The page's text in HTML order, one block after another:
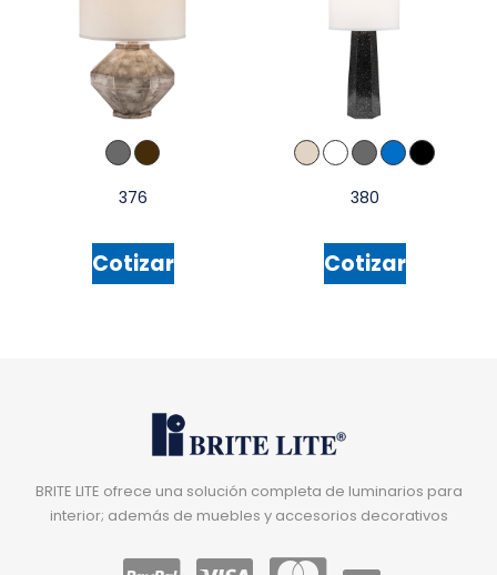
376
Cotizar
380
Cotizar
BRITE LITE ofrece una solución completa de luminarios para
interior; además de muebles y accesorios decorativos